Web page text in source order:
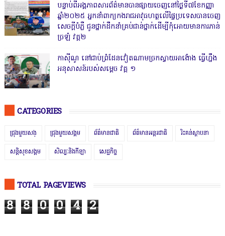
បន្ទាប់ពីអង្គភាពសារព័ត៌មានបានផ្សាយចេញនៅថ្ងៃទី៧ខែកញ្ញា
ឆ្នាំ២០២៥ អ្នកនាំពាក្យកងរាជអាវុធហត្ថលើផ្ទៃប្រទេសបានចេញ
សេចក្តីបំភ្លឺ ជូនថ្នាក់ដឹកនាំគ្រប់ជាន់ថ្នាក់ដើម្បីកុំអោយមានការភាន់
ច្រឡំ វគ្គ២
កាសុីណូ នៅជាប់ព្រំដែនវៀតណាមច្រកស្វាយអាង៉ោង ធ្វើហ្នឹង
អនុសាសន៍របស់សម្ដេច វគ្គ ១
CATEGORIES
ជ្រុងមួយសង្ ជ្រុងមួយសង្គម ព័ត៌មានជាតិ ព័ត៌មានអន្តរជាតិ រិះគន់ស្ថាបនា
សន្តិសុខសង្គម សិល្បៈនិងកីឡា សេដ្ឋកិច្ច
TOTAL PAGEVIEWS
8 8 0 0 4 2